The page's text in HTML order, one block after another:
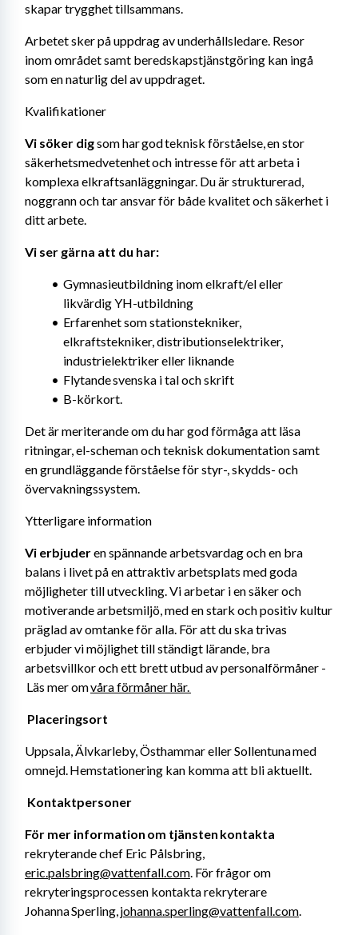
skapar trygghet tillsammans.
Arbetet sker på uppdrag av underhållsledare. Resor
inom området samt beredskapstjänstgöring kan ingå
som en naturlig del av uppdraget.
Kvalifikationer
Vi söker dig som har god teknisk förståelse, en stor
säkerhetsmedvetenhet och intresse för att arbeta i
komplexa elkraftsanläggningar. Du är strukturerad,
noggrann och tar ansvar för både kvalitet och säkerhet i
ditt arbete.
Vi ser gärna att du har:
Gymnasieutbildning inom elkraft/el eller
likvärdig YH-utbildning
Erfarenhet som stationstekniker,
elkraftstekniker, distributionselektriker,
industrielektriker eller liknande
Flytande svenska i tal och skrift
B-körkort.
Det är meriterande om du har god förmåga att läsa
ritningar, el-scheman och teknisk dokumentation samt
en grundläggande förståelse för styr-, skydds- och
övervakningssystem.
Ytterligare information
Vi erbjuder en spännande arbetsvardag och en bra
balans i livet på en attraktiv arbetsplats med goda
möjligheter till utveckling. Vi arbetar i en säker och
motiverande arbetsmiljö, med en stark och positiv kultur
präglad av omtanke för alla. För att du ska trivas
erbjuder vi möjlighet till ständigt lärande, bra
arbetsvillkor och ett brett utbud av personalförmåner -
Läs mer om våra förmåner här.
Placeringsort
Uppsala, Älvkarleby, Östhammar eller Sollentuna med
omnejd. Hemstationering kan komma att bli aktuellt.
Kontaktpersoner
För mer information om tjänsten kontakta
eric.palsbring@vattenfall.com. För frågor om
rekryteringsprocessen kontakta rekryterare
Johanna Sperling, johanna.sperling@vattenfall.com.